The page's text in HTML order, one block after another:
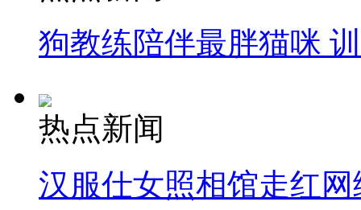
狗教练陪伴最胖猫咪
热点新闻
汉服仕女照相馆走红网